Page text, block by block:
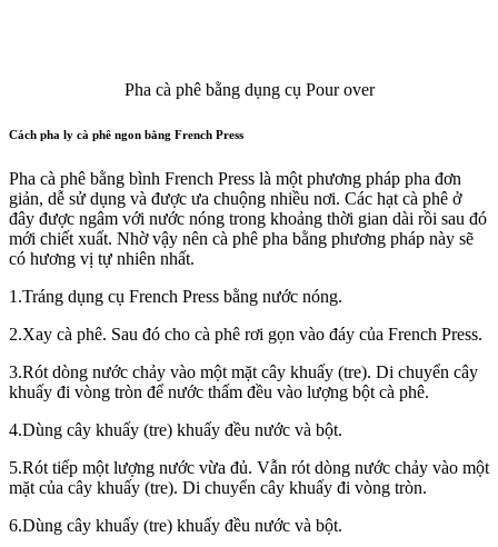
Pha cà phê bằng dụng cụ Pour over
Cách pha ly cà phê ngon bằng French Press
Pha cà phê bằng bình French Press là một phương pháp pha đơn
giản, dễ sử dụng và được ưa chuộng nhiều nơi. Các hạt cà phê ở
đây được ngâm với nước nóng trong khoảng thời gian dài rồi sau đó
mới chiết xuất. Nhờ vậy nên cà phê pha bằng phương pháp này sẽ
có hương vị tự nhiên nhất.
1.Tráng dụng cụ French Press bằng nước nóng.
2.Xay cà phê. Sau đó cho cà phê rơi gọn vào đáy của French Press.
3.Rót dòng nước chảy vào một mặt cây khuấy (tre). Di chuyển cây
khuấy đi vòng tròn để nước thấm đều vào lượng bột cà phê.
4.Dùng cây khuấy (tre) khuấy đều nước và bột.
5.Rót tiếp một lượng nước vừa đủ. Vẫn rót dòng nước chảy vào một
mặt của cây khuấy (tre). Di chuyển cây khuấy đi vòng tròn.
6.Dùng cây khuấy (tre) khuấy đều nước và bột.